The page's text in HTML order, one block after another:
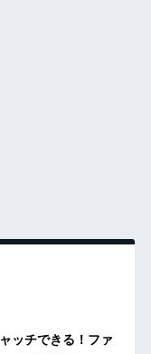
ッチできる！ファ